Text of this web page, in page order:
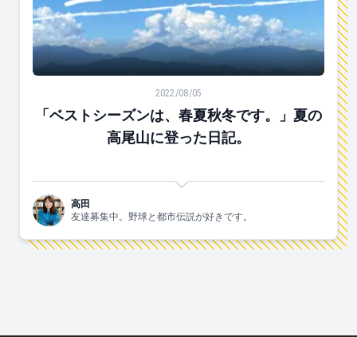
「ベストシーズンは、春夏秋冬です。」夏の高尾山に登
2022/08/05
「ベストシーズンは、春夏秋冬です。」夏の
高尾山に登った日記。
高田
友達募集中。野球と都市伝説が好きです。